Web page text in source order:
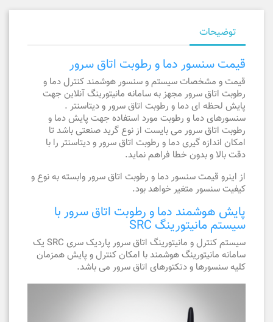
توضیحات
قیمت سنسور دما و رطوبت اتاق سرور
قیمت و مشخصات سیستم و سنسور هوشمند کنترل دما و
رطوبت اتاق سرور مجهز به سامانه مانیتورینگ آنلاین جهت
پایش لحظه ای دما و رطوبت اتاق سرور و دیتاسنتر .
سنسورهای دما و رطوبت مورد استفاده جهت پایش دما و
رطوبت اتاق سرور می بایست از نوع گرید صنعتی باشد تا
امکان اندازه گیری دما و رطوبت اتاق سرور و دیتاسنتر را با
دقت بالا و بدون خطا فراهم نماید.
از اینرو قیمت سنسور دما و رطوبت اتاق سرور وابسته به نوع و
کیفیت سنسور متغیر خواهد بود.
پایش هوشمند دما و رطوبت اتاق سرور با
سیستم مانیتورینگ SRC
سیستم کنترل و مانیتورینگ اتاق سرور پاردیک سری SRC یک
سامانه مانیتورینگ هوشمند با امکان کنترل و پایش همزمان
کلیه سنسورها و دتکتورهای اتاق سرور می باشد.